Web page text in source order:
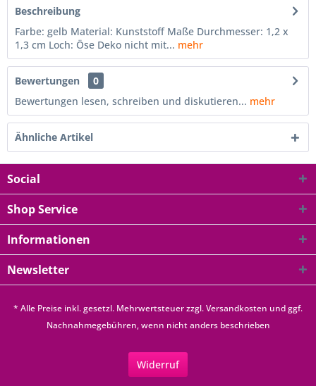
Beschreibung
Farbe: gelb Material: Kunststoff Maße Durchmesser: 1,2 x
1,3 cm Loch: Öse Deko nicht mit... mehr
Bewertungen
0
Bewertungen lesen, schreiben und diskutieren... mehr
Ähnliche Artikel
Social
Shop Service
Informationen
Newsletter
* Alle Preise inkl. gesetzl. Mehrwertsteuer zzgl.Versandkosten und ggf.
Nachnahmegebühren, wenn nicht anders beschrieben
Widerruf